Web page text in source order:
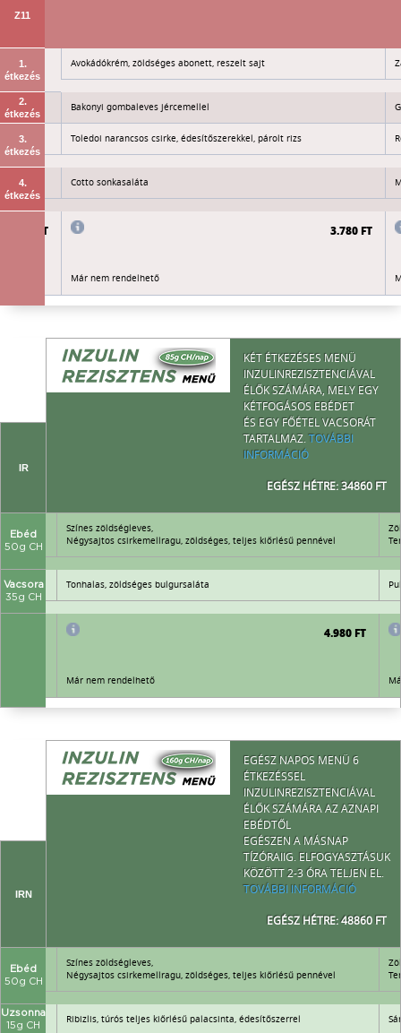
Z11
1.
étkezés
teljes Avokádókrém, zöldséges abonett, reszelt sajt
2.
étkezés
Bakonyi gombaleves jércemellel
3.
étkezés
Toledoi narancsos csirke, édesítőszerekkel, párolt rizs
4.
étkezés
Cotto sonkasaláta
3.780 FT 3.780 FT
Már nem rendelhető
KÉT ÉTKEZÉSES MENÜ
INZULINREZISZTENCIÁVAL
ÉLŐK SZÁMÁRA, MELY EGY
KÉTFOGÁSOS EBÉDET
ÉS EGY FŐÉTEL VACSORÁT
TARTALMAZ.TOVÁBBI
INFORMÁCIÓ
EGÉSZ HÉTRE: 34860 FT
IR
Ebéd
50g CH
Színes zöldségleves,
Négysajtos csirkemellragu, zöldséges, teljes kiőrlésű pennével
Vacsora
35g CH
Tonhalas, zöldséges bulgursaláta
4.980 FT
Már nem rendelhető
EGÉSZ NAPOS MENÜ 6
ÉTKEZÉSSEL
INZULINREZISZTENCIÁVAL
ÉLŐK SZÁMÁRA AZ AZNAPI
EBÉDTŐL
EGÉSZEN A MÁSNAP
TÍZÓRAIIG. ELFOGYASZTÁSUK
KÖZÖTT 2-3 ÓRA TELJEN EL.
TOVÁBBI INFORMÁCIÓ
EGÉSZ HÉTRE: 48860 FT
IRN
Ebéd
50g CH
Színes zöldségleves,
Négysajtos csirkemellragu, zöldséges, teljes kiőrlésű pennével
Uzsonna
15g CH
Ribizlis, túrós teljes kiőrlésű palacsinta, édesítőszerrel